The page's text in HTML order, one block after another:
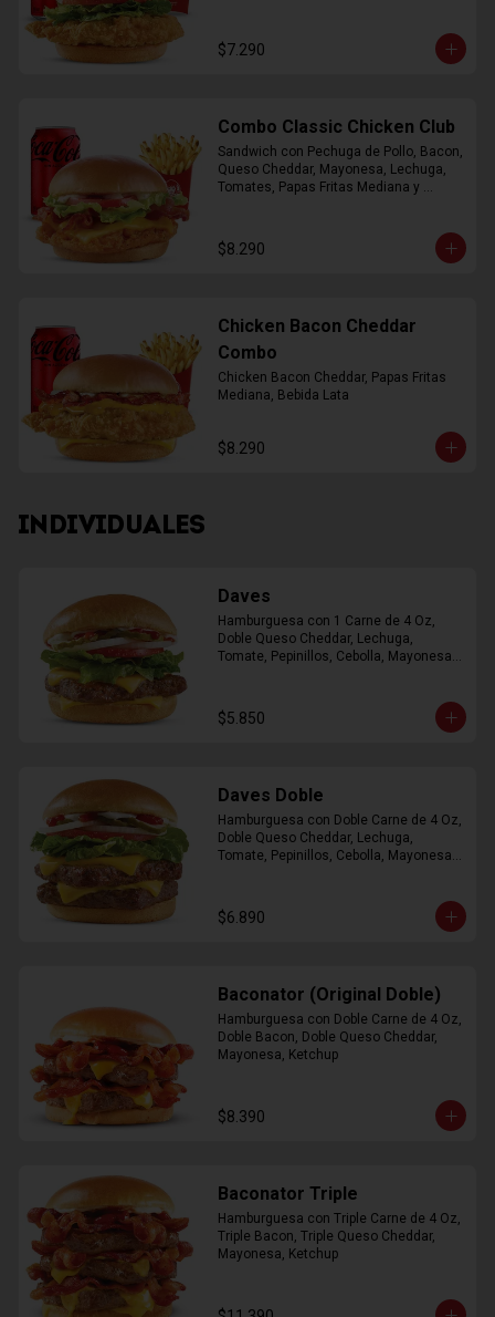
$7.290
Combo Classic Chicken Club
Sandwich con Pechuga de Pollo, Bacon,
Queso Cheddar, Mayonesa, Lechuga,
Tomates, Papas Fritas Mediana y
$8.290
Chicken Bacon Cheddar
Combo
Chicken Bacon Cheddar, Papas Fritas
Mediana, Bebida Lata
$8.290
INDIVIDUALES
Daves
Hamburguesa con 1 Carne de 4 Oz,
Doble Queso Cheddar, Lechuga,
Tomate, Pepinillos, Cebolla, Mayonesa,
$5.850
Daves Doble
Hamburguesa con Doble Carne de 4 Oz,
Doble Queso Cheddar, Lechuga,
Tomate, Pepinillos, Cebolla, Mayonesa,
$6.890
Baconator (Original Doble)
Hamburguesa con Doble Carne de 4 Oz,
Doble Bacon, Doble Queso Cheddar,
Mayonesa, Ketchup
$8.390
Baconator Triple
Hamburguesa con Triple Carne de 4 Oz,
Triple Bacon, Triple Queso Cheddar,
Mayonesa, Ketchup